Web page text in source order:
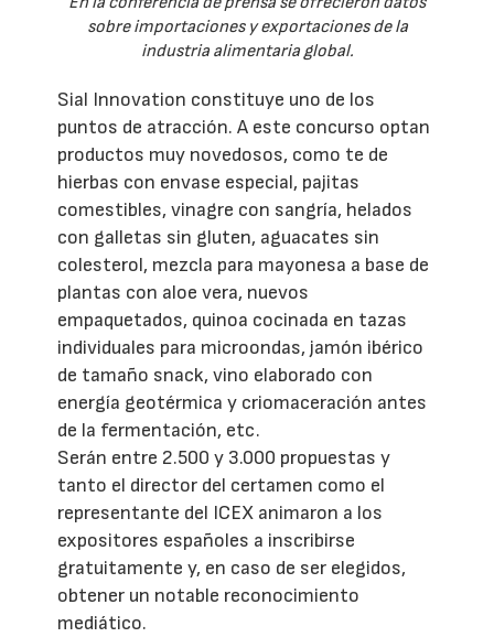
sobre importaciones y exportaciones de la
industria alimentaria global.
Sial Innovation constituye uno de los
puntos de atracción. A este concurso optan
productos muy novedosos, como te de
hierbas con envase especial, pajitas
comestibles, vinagre con sangría, helados
con galletas sin gluten, aguacates sin
colesterol, mezcla para mayonesa a base de
plantas con aloe vera, nuevos
empaquetados, quinoa cocinada en tazas
individuales para microondas, jamón ibérico
de tamaño snack, vino elaborado con
energía geotérmica y criomaceración antes
de la fermentación, etc.
Serán entre 2.500 y 3.000 propuestas y
tanto el director del certamen como el
representante del ICEX animaron a los
expositores españoles a inscribirse
gratuitamente y, en caso de ser elegidos,
obtener un notable reconocimiento
mediático.